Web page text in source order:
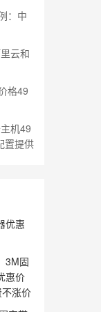
：中
云和
格49
机49
置提供
优惠
3M固
惠价
涨价